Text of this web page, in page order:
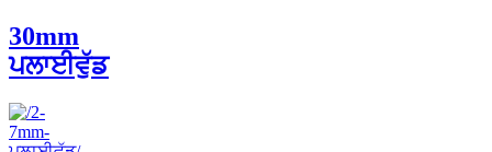
30mm
ਪਲਾਈਵੁੱਡ